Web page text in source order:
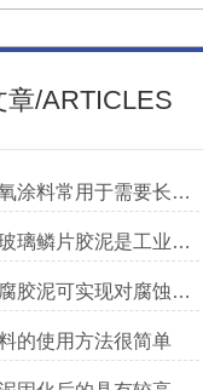
章/ARTICLES
玻璃鳞片环氧涂料常用于需要长期防腐蚀保护的场合中
高温乙烯基玻璃鳞片胶泥是工业防腐领域中的特殊材料
玻璃鳞片防腐胶泥可实现对腐蚀介质的有效阻隔
的使用方法很简单